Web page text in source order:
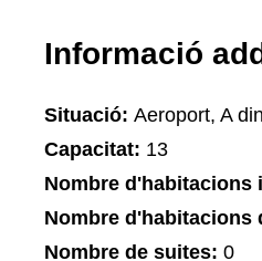
Informació
Situació: Aeroport, A
Capacitat: 13
Nombre d'habitacions
Nombre d'habitacions
Nombre de suites: 0